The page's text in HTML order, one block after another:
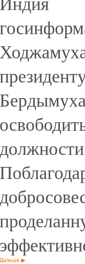
Дальше